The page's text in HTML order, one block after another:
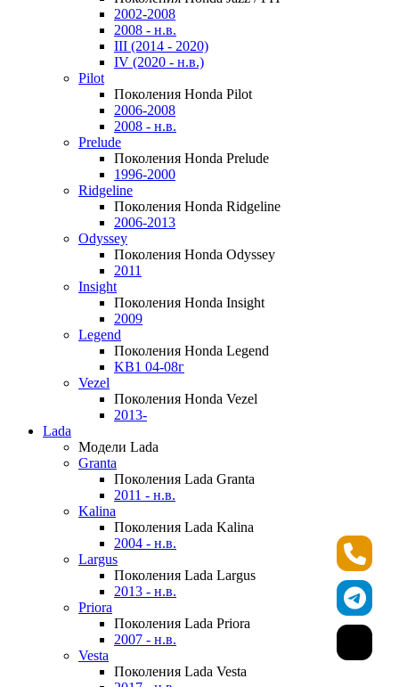
2002-2008
2008 - н.в.
III (2014 - 2020)
IV (2020 - н.в.)
Pilot
Поколения Honda Pilot
2006-2008
2008 - н.в.
Prelude
Поколения Honda Prelude
1996-2000
Ridgeline
Поколения Honda Ridgeline
2006-2013
Odyssey
Поколения Honda Odyssey
2011
Insight
Поколения Honda Insight
2009
Legend
Поколения Honda Legend
KB1 04-08г
Vezel
Поколения Honda Vezel
2013-
Lada
Модели Lada
Granta
Поколения Lada Granta
2011 - н.в.
Kalina
Поколения Lada Kalina
2004 - н.в.
Largus
Поколения Lada Largus
2013 - н.в.
Priora
Поколения Lada Priora
2007 - н.в.
Vesta
Поколения Lada Vesta